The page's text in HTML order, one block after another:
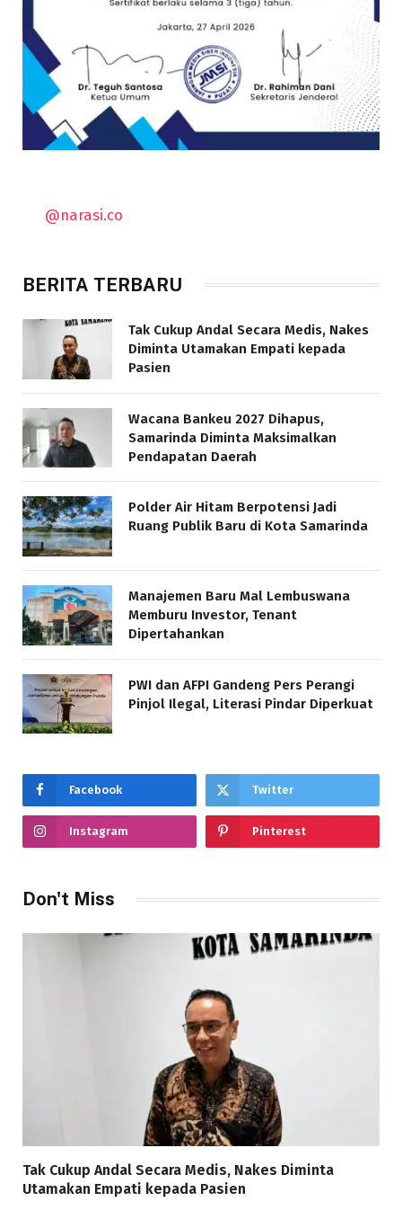
@narasi.co
BERITA TERBARU
Tak Cukup Andal Secara Medis, Nakes
Diminta Utamakan Empati kepada
Pasien
Wacana Bankeu 2027 Dihapus,
Samarinda Diminta Maksimalkan
Pendapatan Daerah
Polder Air Hitam Berpotensi Jadi
Ruang Publik Baru di Kota Samarinda
Manajemen Baru Mal Lembuswana
Memburu Investor, Tenant
Dipertahankan
PWI dan AFPI Gandeng Pers Perangi
Pinjol Ilegal, Literasi Pindar Diperkuat
Facebook Twitter
Instagram Pinterest
Don't Miss
Tak Cukup Andal Secara Medis, Nakes Diminta
Utamakan Empati kepada Pasien